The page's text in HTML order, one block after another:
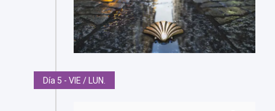
Día 5 - VIE / LUN.